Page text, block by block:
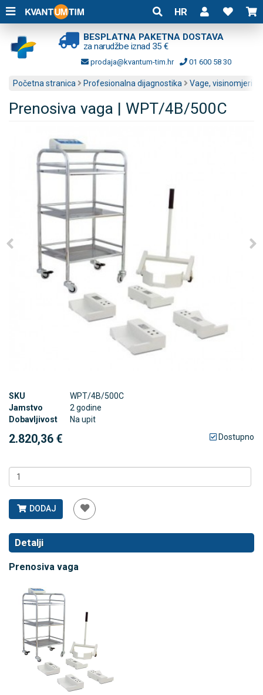
HR
BESPLATNA PAKETNA DOSTAVA
za narudžbe iznad 35 €
prodaja@kvantum-tim.hr 01 600 58 30
Početna stranica Profesionalna dijagnostika Vage, visinomjeri i
Prenosiva vaga | WPT/4B/500C
SKU
WPT/4B/500C
Jamstvo
2 godine
Dobavljivost
Na upit
2.820,36 € Dostupno
DODAJ
Detalji
Prenosiva vaga